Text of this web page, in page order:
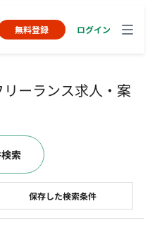
無料登録 ログイン
ーランス求人・案
保存した検索条件
索